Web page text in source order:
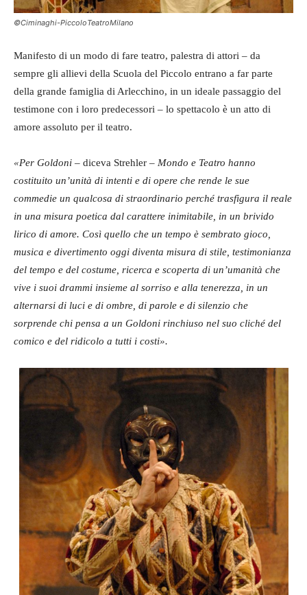
©Ciminaghi-PiccoloTeatroMilano
Manifesto di un modo di fare teatro, palestra di attori – da
sempre gli allievi della Scuola del Piccolo entrano a far parte
della grande famiglia di Arlecchino, in un ideale passaggio del
testimone con i loro predecessori – lo spettacolo è un atto di
amore assoluto per il teatro.
«Per Goldoni – diceva Strehler – Mondo e Teatro hanno
costituito un’unità di intenti e di opere che rende le sue
commedie un qualcosa di straordinario perché trasfigura il reale
in una misura poetica dal carattere inimitabile, in un brivido
lirico di amore. Così quello che un tempo è sembrato gioco,
musica e divertimento oggi diventa misura di stile, testimonianza
del tempo e del costume, ricerca e scoperta di un’umanità che
vive i suoi drammi insieme al sorriso e alla tenerezza, in un
alternarsi di luci e di ombre, di parole e di silenzio che
sorprende chi pensa a un Goldoni rinchiuso nel suo cliché del
comico e del ridicolo a tutti i costi».